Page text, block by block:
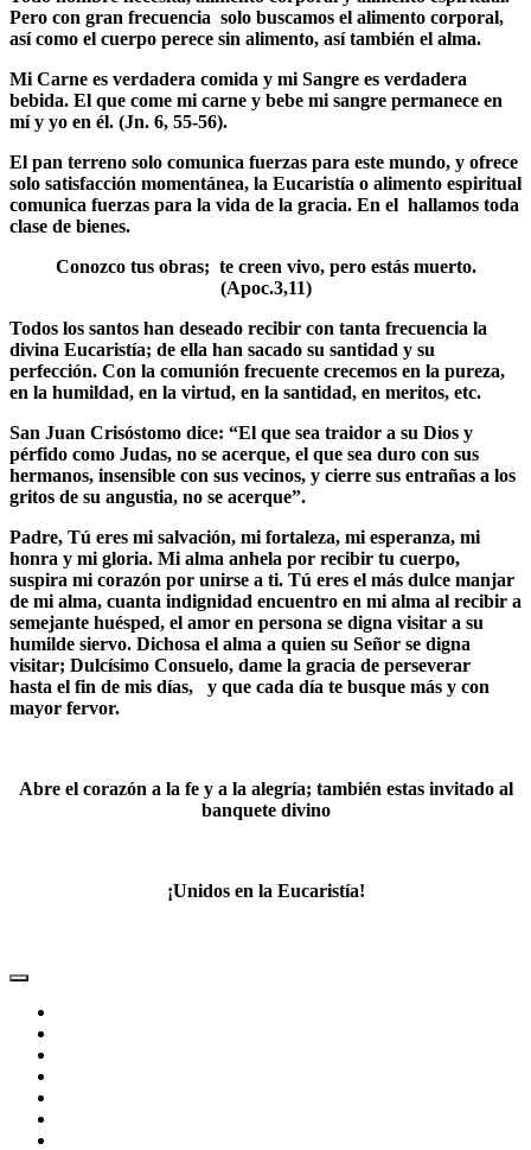
Pero con gran frecuencia solo buscamos el alimento corporal,
así como el cuerpo perece sin alimento, así también el alma.
Mi Carne es verdadera comida y mi Sangre es verdadera
bebida. El que come mi carne y bebe mi sangre permanece en
mí y yo en él. (Jn. 6, 55-56).
El pan terreno solo comunica fuerzas para este mundo, y ofrece
solo satisfacción momentánea, la Eucaristía o alimento espiritual
comunica fuerzas para la vida de la gracia. En el hallamos toda
clase de bienes.
Conozco tus obras; te creen vivo, pero estás muerto.
(Apoc.3,11)
Todos los santos han deseado recibir con tanta frecuencia la
divina Eucaristía; de ella han sacado su santidad y su
perfección. Con la comunión frecuente crecemos en la pureza,
en la humildad, en la virtud, en la santidad, en meritos, etc.
San Juan Crisóstomo dice: “El que sea traidor a su Dios y
pérfido como Judas, no se acerque, el que sea duro con sus
hermanos, insensible con sus vecinos, y cierre sus entrañas a los
gritos de su angustia, no se acerque”.
Padre, Tú eres mi salvación, mi fortaleza, mi esperanza, mi
honra y mi gloria. Mi alma anhela por recibir tu cuerpo,
suspira mi corazón por unirse a ti. Tú eres el más dulce manjar
de mi alma, cuanta indignidad encuentro en mi alma al recibir a
semejante huésped, el amor en persona se digna visitar a su
humilde siervo. Dichosa el alma a quien su Señor se digna
visitar; Dulcísimo Consuelo, dame la gracia de perseverar
hasta el fin de mis días, y que cada día te busque más y con
mayor fervor.
Abre el corazón a la fe y a la alegría; también estas invitado al
banquete divino
¡Unidos en la Eucaristía!